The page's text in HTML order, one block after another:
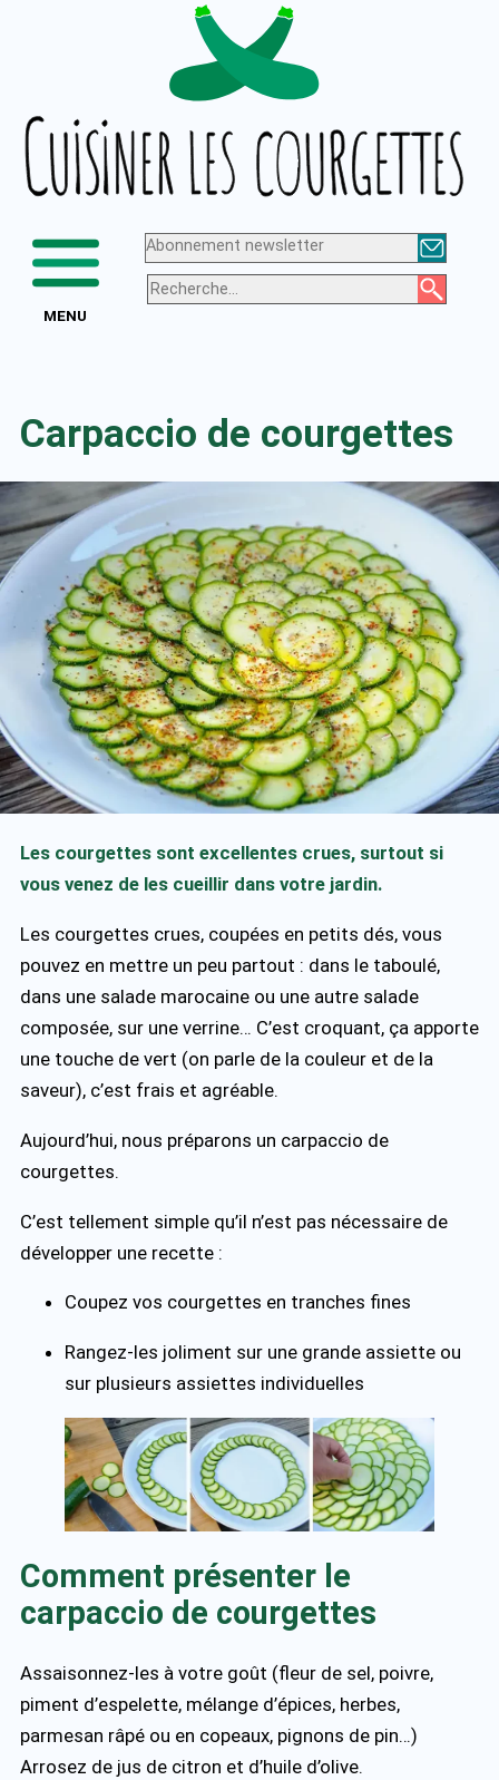
courgettes
MENU
Abonnement newsletter
Carpaccio de courgettes
Les courgettes sont excellentes crues, surtout si
vous venez de les cueillir dans votre jardin.
Les courgettes crues, coupées en petits dés, vous
pouvez en mettre un peu partout : dans le taboulé,
dans une salade marocaine ou une autre salade
composée, sur une verrine… C’est croquant, ça apporte
une touche de vert (on parle de la couleur et de la
saveur), c’est frais et agréable.
Aujourd’hui, nous préparons un carpaccio de
courgettes.
C’est tellement simple qu’il n’est pas nécessaire de
développer une recette :
Coupez vos courgettes en tranches fines
Rangez-les joliment sur une grande assiette ou
sur plusieurs assiettes individuelles
Comment présenter le
carpaccio de courgettes
Assaisonnez-les à votre goût (fleur de sel, poivre,
piment d’espelette, mélange d’épices, herbes,
parmesan râpé ou en copeaux, pignons de pin…)
Arrosez de jus de citron et d’huile d’olive.